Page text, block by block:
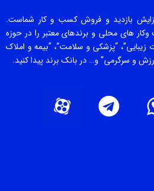
بازدید و فروش کسب و کار شماست.
های محلی و برندهای معتبر را در حوزه
“پزشکی و سلامت”، “بیمه و املاک
و سرگرمی” و… در بانک برند پیدا کنید.